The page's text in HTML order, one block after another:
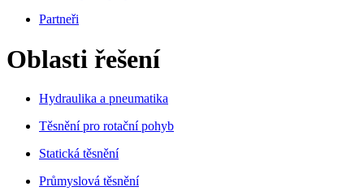
Partneři
Oblasti řešení
Hydraulika a pneumatika
Těsnění pro rotační pohyb
Statická těsnění
Průmyslová těsnění